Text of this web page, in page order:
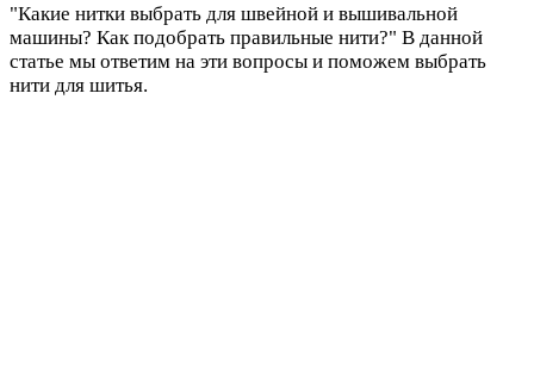
"Какие нитки выбрать для швейной и вышивальной
машины? Как подобрать правильные нити?" В данной
статье мы ответим на эти вопросы и поможем выбрать
нити для шитья.